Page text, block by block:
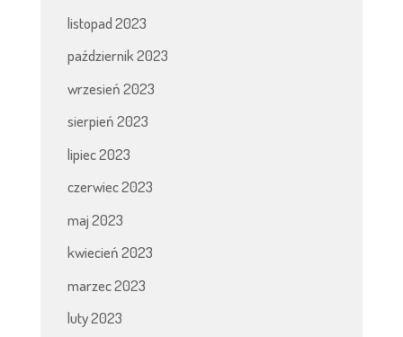
listopad 2023
październik 2023
wrzesień 2023
sierpień 2023
lipiec 2023
czerwiec 2023
maj 2023
kwiecień 2023
marzec 2023
luty 2023